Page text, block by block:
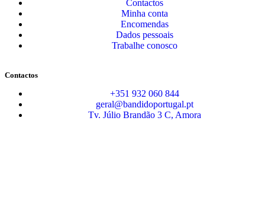
Contactos
Minha conta
Encomendas
Dados pessoais
Trabalhe conosco
Contactos
+351 932 060 844
geral@bandidoportugal.pt
Tv. Júlio Brandão 3 C, Amora